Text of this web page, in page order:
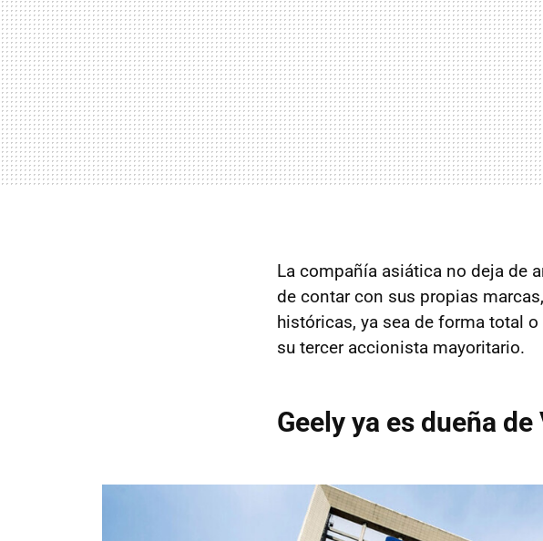
La compañía asiática no deja de
de contar con sus propias
históricas, ya sea de forma total o
su tercer accionista mayoritario.
Geely ya es dueña